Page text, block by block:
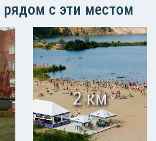
с эти местом
2 км